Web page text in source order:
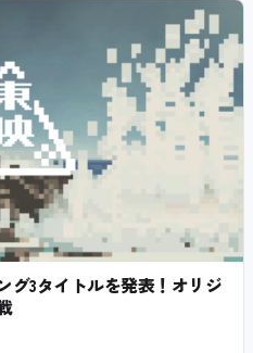
グ3タイトルを発表！オリジ